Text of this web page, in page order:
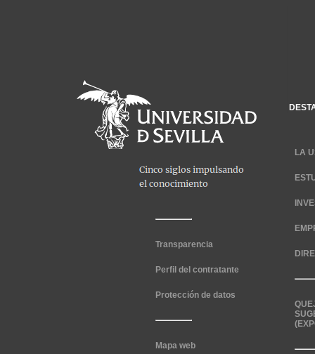
Transparencia
Perfil del contratante
Protección de datos
Mapa web
LA